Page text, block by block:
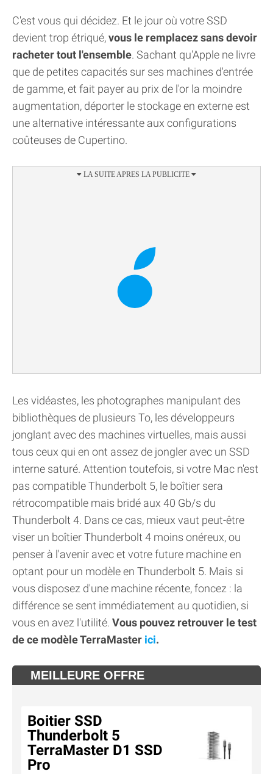
C'est vous qui décidez. Et le jour où votre SSD
devient trop étriqué,vous le remplacez sans devoir
racheter tout l'ensemble. Sachant qu'Apple ne livre
que de petites capacités sur ses machines d'entrée
de gamme, et fait payer au prix de l'or la moindre
augmentation, déporter le stockage en externe est
une alternative intéressante aux configurations
coûteuses de Cupertino.
Les vidéastes, les photographes manipulant des
bibliothèques de plusieurs To, les développeurs
jonglant avec des machines virtuelles, mais aussi
tous ceux qui en ont assez de jongler avec un SSD
interne saturé. Attention toutefois, si votre Mac n'est
pas compatible Thunderbolt 5, le boîtier sera
rétrocompatible mais bridé aux 40 Gb/s du
Thunderbolt 4. Dans ce cas, mieux vaut peut-être
viser un boîtier Thunderbolt 4 moins onéreux, ou
penser à l'avenir avec et votre future machine en
optant pour un modèle en Thunderbolt 5. Mais si
vous disposez d'une machine récente, foncez : la
différence se sent immédiatement au quotidien, si
vous en avez l'utilité. Vous pouvez retrouver le test
de ce modèle TerraMaster ici.
MEILLEURE OFFRE
Boitier SSD
Thunderbolt 5
TerraMaster D1 SSD
Pro